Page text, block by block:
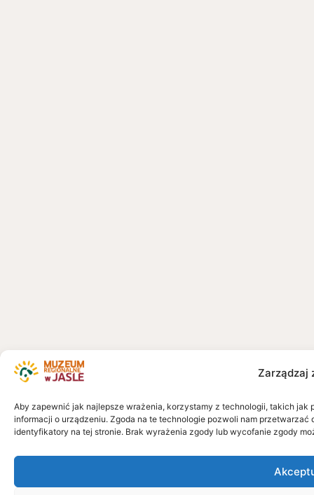
Zarządzaj
Aby zapewnić jak najlepsze wrażenia, korzystamy z technologii, takich
informacji o urządzeniu. Zgoda na te technologie pozwoli nam
identyfikatory na tej stronie. Brak wyrażenia zgody lub wycofanie zgody